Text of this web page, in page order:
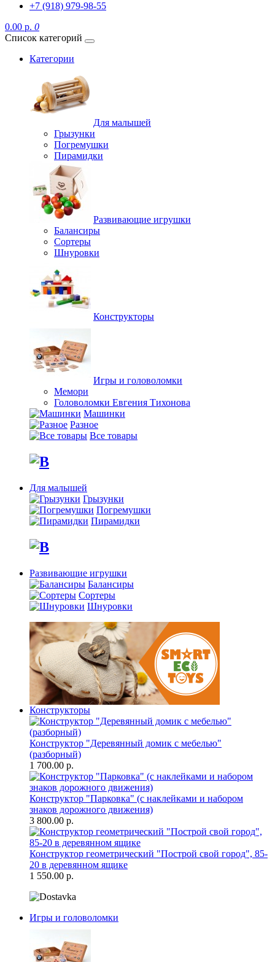
+7 (918) 979-98-55
0.00 р. 0
Список категорий
Категории
Для малышей
Грызунки
Погремушки
Пирамидки
Развивающие игрушки
Балансиры
Сортеры
Шнуровки
Конструкторы
Игры и головоломки
Мемори
Головоломки Евгения Тихонова
Машинки
Разное
Все товары
Для малышей
Грызунки
Погремушки
Пирамидки
Развивающие игрушки
Балансиры
Сортеры
Шнуровки
Конструкторы
Конструктор "Деревянный домик с мебелью"
(разборный)
1 700.00 р.
Конструктор "Парковка" (с наклейками и набором
знаков дорожного движения)
3 800.00 р.
Конструктор геометрический "Построй свой город", 85-
20 в деревянном ящике
1 550.00 р.
Игры и головоломки